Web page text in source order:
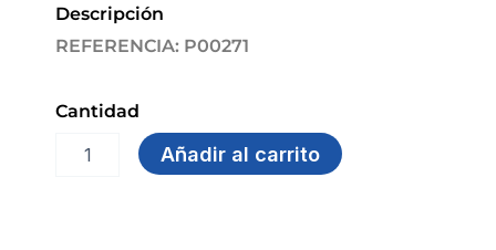
Descripción
REFERENCIA: P00271
Cantidad
PERFORADORAAñadir al carrito